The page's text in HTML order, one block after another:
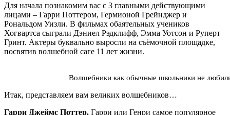
Для начала познакомим вас с 3 главными действующими
лицами – Гарри Поттером, Гермионой Грейнджер и
Рональдом Уизли. В фильмах обаятельных учеников
Хогвартса сыграли Дэниел Рэдклифф, Эмма Уотсон и Руперт
Гринт. Актеры буквально выросли на съёмочной площадке,
посвятив волшебной саге 11 лет жизни.
Волшебники как обычные школьники не
Итак, представляем вам великих волшебников…
Гарри Джеймс Поттер. Гарри или Генри самое популярное